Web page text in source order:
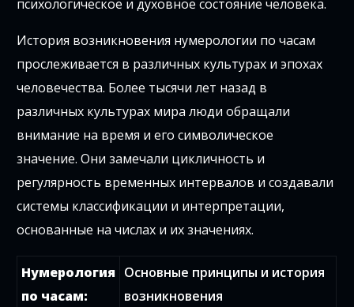
психологическое и духовное состояние человека.
История возникновения нумерологии по часам
прослеживается в различных культурах и эпохах
человечества. Более тысячи лет назад в
различных культурах мира люди обращали
внимание на время и его символическое
значение. Они замечали цикличность и
регулярность временных интервалов и создавали
системы классификации и интерпретации,
основанные на числах и их значениях.
Нумерология
по часам:
Основные принципы и история
возникновения